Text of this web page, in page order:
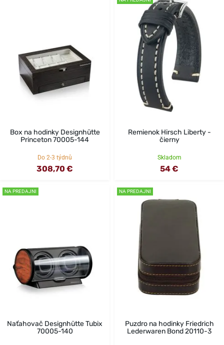
Box na hodinky Designhütte
Princeton 70005-144
Do 2-3 týdnů
308,70 €
Remienok Hirsch Liberty -
čierny
Skladom
54 €
NA PREDAJNI
Naťahovač Designhütte Tubix
70005-140
NA PREDAJNI
Puzdro na hodinky Friedrich
Lederwaren Bond 20110-3